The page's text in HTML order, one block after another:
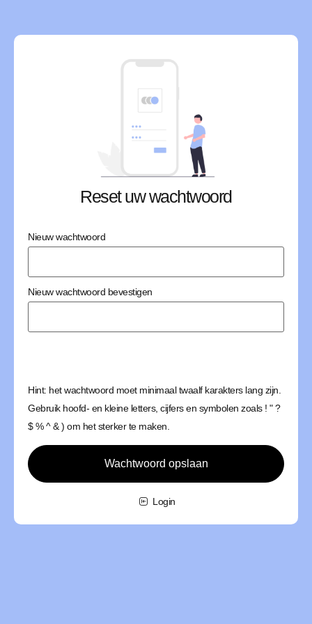
Reset uw wachtwoord
Nieuw wachtwoord
Nieuw wachtwoord bevestigen
Hint: het wachtwoord moet minimaal twaalf karakters lang zijn.
Gebruik hoofd- en kleine letters, cijfers en symbolen zoals ! " ?
$ % ^ & ) om het sterker te maken.
Wachtwoord opslaan
Login